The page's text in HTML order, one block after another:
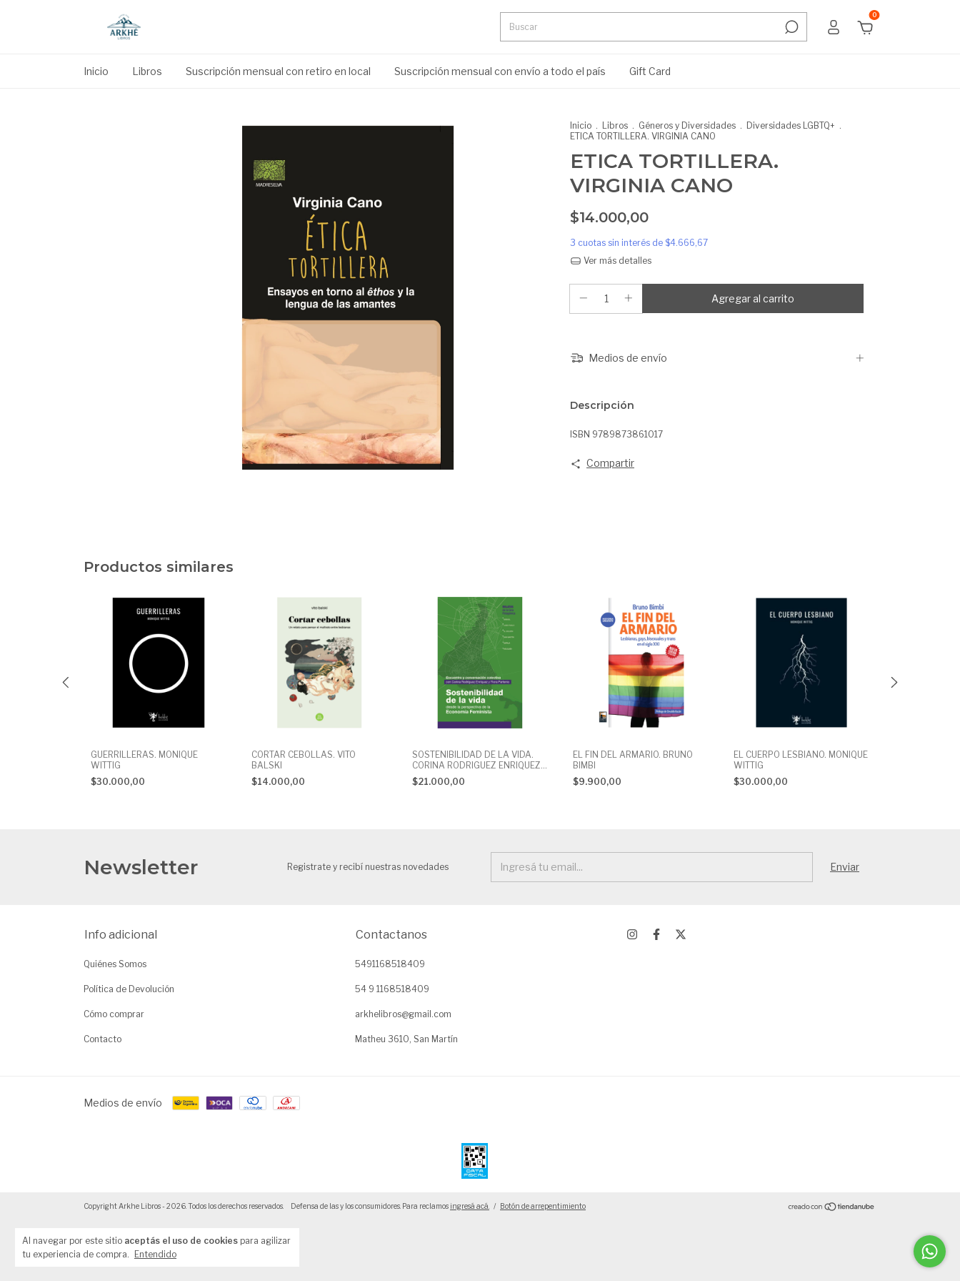
0
Inicio Libros Suscripción mensual con retiro en local Suscripción mensual con envío a todo el país Gift Card
Al navegar por este sitio aceptás el uso de cookies para agilizar
tu experiencia de compra.
Entendido
Inicio . Libros . Géneros y Diversidades . Diversidades LGBTQ+ .
ETICA TORTILLERA. VIRGINIA CANO
ETICA TORTILLERA.
VIRGINIA CANO
$14.000,00
3 cuotas sin interés de $4.666,67
Ver más detalles
Medios de envío
Descripción
ISBN 9789873861017
Compartir
Productos similares
GUERRILLERAS. MONIQUE
WITTIG
$30.000,00
CORTAR CEBOLLAS. VITO
BALSKI
$14.000,00
SOSTENIBILIDAD DE LA VIDA.
CORINA RODRIGUEZ ENRIQUEZ-
FLORA PARTENIO
$21.000,00
EL FIN DEL ARMARIO. BRUNO
BIMBI
$9.900,00
EL CUERPO LESBIANO. MONIQUE
WITTIG
$30.000,00
Newsletter Registrate y recibí nuestras novedades
Info adicional
Quiénes Somos
Política de Devolución
Cómo comprar
Contacto
Contactanos
5491168518409
54 9 1168518409
arkhelibros@gmail.com
Matheu 3610, San Martín
Medios de envío
Copyright Arkhe Libros - 2026. Todos los derechos reservados. Defensa de las y los consumidores. Para reclamos ingresá acá. / Botón de arrepentimiento